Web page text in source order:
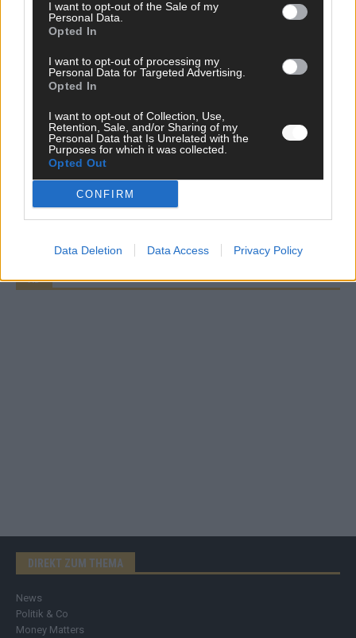
I want to opt-out of the Sale of my
Personal Data.
Opted In
I want to opt-out of processing my
Personal Data for Targeted Advertising.
Opted In
I want to opt-out of Collection, Use,
Retention, Sale, and/or Sharing of my
Personal Data that Is Unrelated with the
Purposes for which it was collected.
Opted Out
CONFIRM
Data Deletion Data Access Privacy Policy
WERBE BEI UNS!
CHECK UNS AUF FACEBOOK
AD
DIREKT ZUM THEMA
News
Politik & Co
Money Matters